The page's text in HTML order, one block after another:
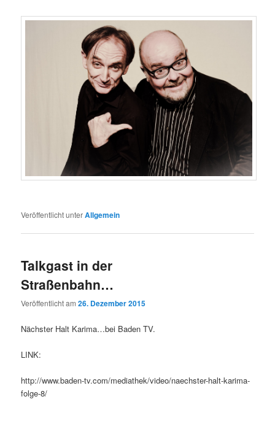
Veröffentlicht unterAllgemein
Talkgast in der
Straßenbahn…
Veröffentlicht am26. Dezember 2015
Nächster Halt Karima…bei Baden TV.
LINK:
http://www.baden-tv.com/mediathek/video/naechster-halt-karima-
folge-8/